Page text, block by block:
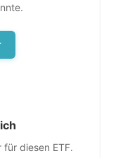
diesen ETF.